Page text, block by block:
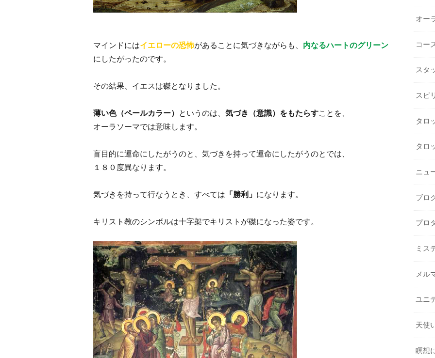
マインドにはイエローの恐怖があることに気づきながらも、 内なるハートのグリーン
にしたがったのです。
その結果、イエスは磔となりました。
薄い色（ペールカラー） というのは、 気づき（意識）をもたらす ことを、
オーラソーマでは意味します。
盲目的に運命にしたがうのと、気づきを持って運命にしたがうのとでは、
１８０度異なります。
気づきを持って行なうとき、すべては 「勝利」 になります。
キリスト教のシンボルは十字架でキリストが磔になった姿です。
オー
コー
スタ
スピ
タロ
タロ
ニュ
ブロ
プロ
ミス
メル
ユニ
天使
瞑想